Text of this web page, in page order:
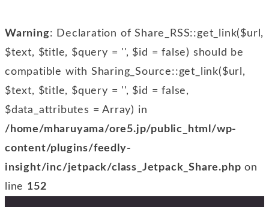
Warning: Declaration of Share_RSS::get_link($url,
$text, $title, $query = '', $id = false) should be
compatible with Sharing_Source::get_link($url,
$text, $title, $query = '', $id = false,
$data_attributes = Array) in
/home/mharuyama/ore5.jp/public_html/wp-
content/plugins/feedly-
insight/inc/jetpack/class_Jetpack_Share.php on
line 152